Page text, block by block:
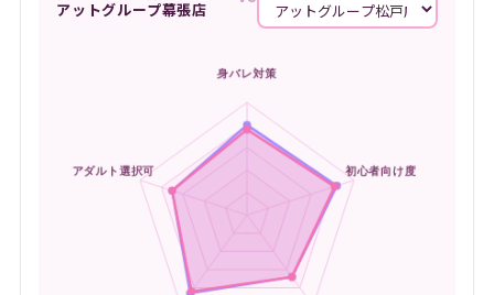
アットグループ幕張店